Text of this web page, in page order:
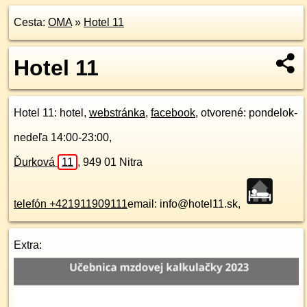
Cesta: OMA» Hotel 11
Hotel 11
Hotel 11: hotel, webstránka, facebook, otvorené: pondelok-
nedeľa 14:00-23:00,
Ďurková 11 , 949 01 Nitra
telefón +421911909111email: info@hotel11.sk,
Extra: